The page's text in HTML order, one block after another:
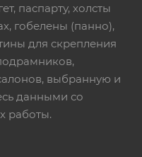
паспарту, холсты
гобелены (панно),
для скрепления
выбранную и
данными со
работы.